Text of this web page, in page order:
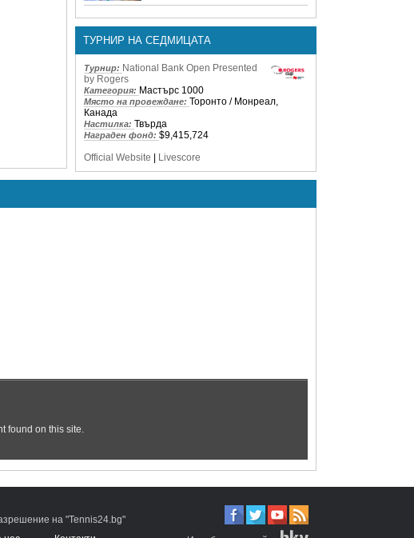
ТУРНИР НА СЕДМИЦАТА
Турнир: National Bank Open Presented
by Rogers
Категория: Мастърс 1000
Място на провеждане: Торонто / Монреал,
Канада
Настилка: Твърда
Награден фонд: $9,415,724
Official Website | Livescore
на "Tennis24.bg"